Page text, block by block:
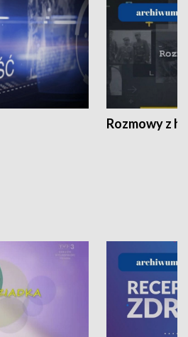
Rozmowy z